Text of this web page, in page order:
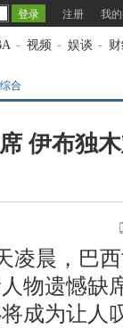
注册 我
- 视频 - 娱谈 -
合
伊布独
凌晨，巴
物遗憾缺
成为让人